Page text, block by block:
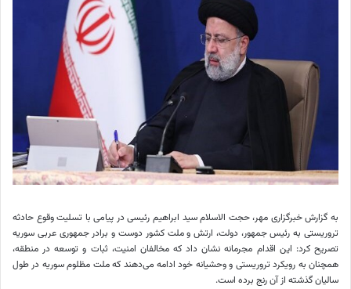
به گزارش خبرگزاری مهر، حجت الاسلام سید ابراهیم رئیسی در پیامی با تسلیت وقوع حادثه
تروریستی به رئیس جمهور، دولت، ارتش و ملت کشور دوست و برادر جمهوری عربی سوریه
تصریح کرد: این اقدام مجرمانه نشان داد که مخالفان امنیت، ثبات و توسعه در منطقه،
همچنان به رویکرد تروریستی و وحشیانه خود ادامه می‌دهند که ملت مظلوم سوریه در طول
سالیان گذشته از آن رنج برده است.